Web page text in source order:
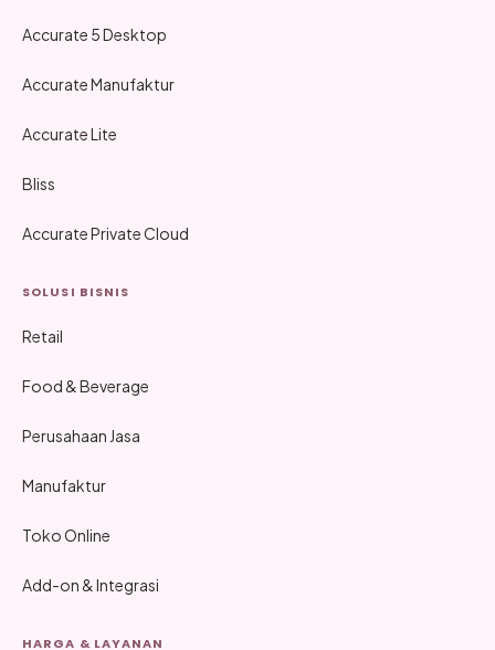
Accurate 5 Desktop
Accurate Manufaktur
Accurate Lite
Bliss
Accurate Private Cloud
SOLUSI BISNIS
Retail
Food & Beverage
Perusahaan Jasa
Manufaktur
Toko Online
Add-on & Integrasi
HARGA & LAYANAN